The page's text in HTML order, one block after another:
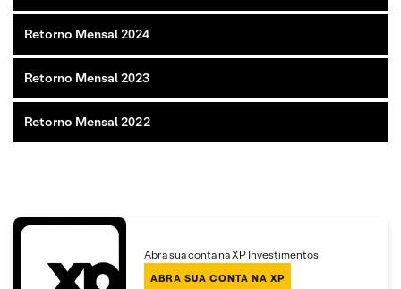
Retorno Mensal 2024
Retorno Mensal 2023
Retorno Mensal 2022
Abra sua conta na XP Investimentos
ABRA SUA CONTA NA XP